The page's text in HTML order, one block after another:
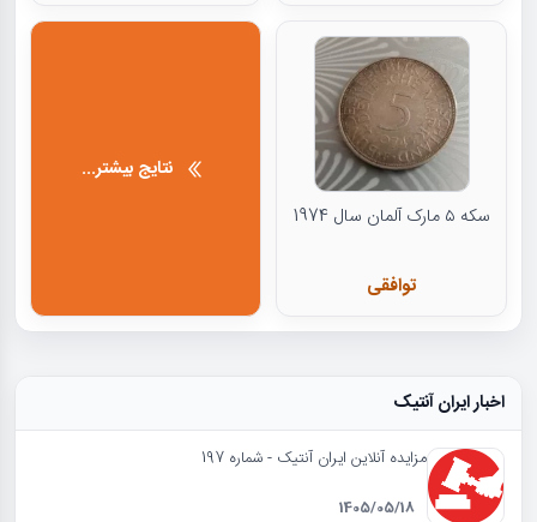
سکه ۵ مارک آلمان سال 1974
توافقی
نتایج بیشتر...
اخبار ایران آنتیک
مزایده آنلاین ایران آنتیک - شماره 197
1405/05/18